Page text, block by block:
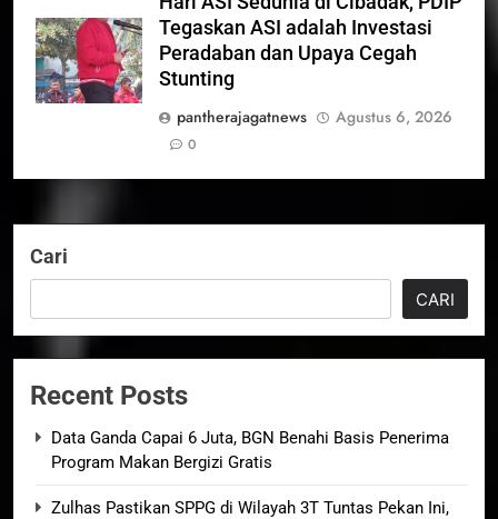
Tegaskan ASI adalah Investasi
Peradaban dan Upaya Cegah
Stunting
pantherajagatnews
Agustus 6, 2026
0
Cari
CARI
Recent Posts
Data Ganda Capai 6 Juta, BGN Benahi Basis Penerima
Program Makan Bergizi Gratis
Zulhas Pastikan SPPG di Wilayah 3T Tuntas Pekan Ini,